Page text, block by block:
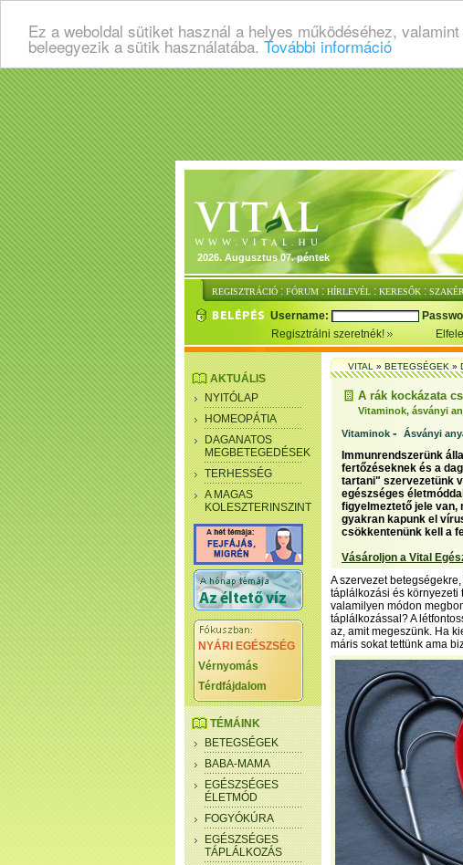
Ez a weboldal sütiket használ a helyes működéséhez,
beleegyezik a sütik használatába. További információ
2026. Augusztus 07. péntek
REGISZTRÁCIÓ : FÓRUM : HÍRLEVÉL : KERESŐK :
Username:
Regisztrálni szeretnék!
AKTUÁLIS
NYITÓLAP
HOMEOPÁTIA
DAGANATOS
MEGBETEGEDÉSEK
TERHESSÉG
A MAGAS
KOLESZTERINSZINT
NYÁRI EGÉSZSÉG
Vérnyomás
Térdfájdalom
TÉMÁINK
BETEGSÉGEK
BABA-MAMA
EGÉSZSÉGES
ÉLETMÓD
FOGYÓKÚRA
EGÉSZSÉGES
TÁPLÁLKOZÁS
VITAL»BETEGSÉGEK»
A rák kockázata
Vitaminok, ásványi
Vitaminok - Ásványi
Immunrendszerünk
fertőzéseknek és a
tartani" szervezetünk
egészséges
figyelmeztető jele van,
gyakran kapunk el
csökkentenünk kell a
Vásároljon a Vital
A szervezet
táplálkozási és környezeti
valamilyen módon
táplálkozással? A
az, amit megeszünk. Ha
máris sokat tettünk ama